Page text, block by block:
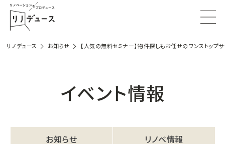
リノデュース お知らせ 【人気の無料セミナー】物件探しもお任せのワンストップ
イベント情報
お知らせ リノベ情報